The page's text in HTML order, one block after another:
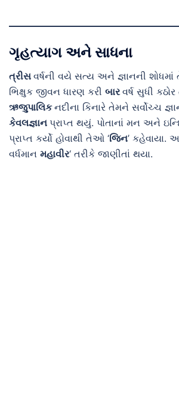
ગૃહત્યાગ અને સાધના
ત્રીસ વર્ષની વયે સત્ય અને જ્ઞાનની શોધમાં
ભિક્ષુક જીવન ધારણ કરી બારવર્ષ સુધી કઠોર
ઋજુપાલિકનદીના કિનારે તેમને સર્વોચ્ચ
કેવલજ્ઞાન પ્રાપ્ત થયું. પોતાનાં મન અને
પ્રાપ્ત કર્યો હોવાથી તેઓ ‘જિન’ કહેવાયા.
વર્ધમાન મહાવીર‘ તરીકે જાણીતાં થયા.